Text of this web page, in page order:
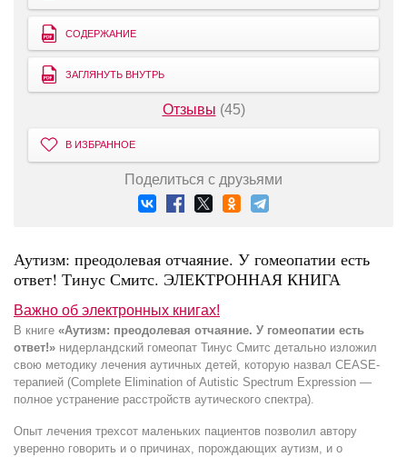
СОДЕРЖАНИЕ
ЗАГЛЯНУТЬ ВНУТРЬ
Отзывы (45)
В ИЗБРАННОЕ
Поделиться с друзьями
Аутизм: преодолевая отчаяние. У гомеопатии есть
ответ! Тинус Смитс. ЭЛЕКТРОННАЯ КНИГА
Важно об электронных книгах!
В книге «Аутизм: преодолевая отчаяние. У гомеопатии есть
ответ!» нидерландский гомеопат Тинус Смитс детально изложил
свою методику лечения аутичных детей, которую назвал CEASE-
терапией (Complete Elimination of Autistic Spectrum Expression —
полное устранение расстройств аутического спектра).
Опыт лечения трехсот маленьких пациентов позволил автору
уверенно говорить и о причинах, порождающих аутизм, и о